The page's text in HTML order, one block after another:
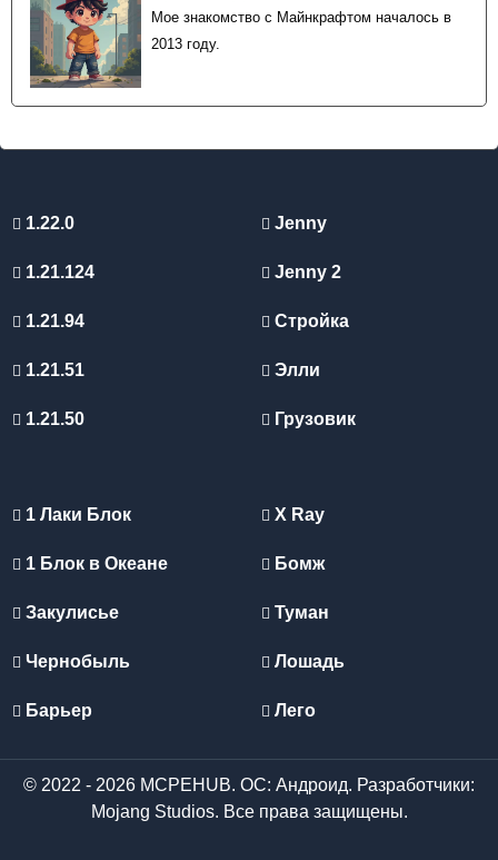
Мое знакомство с Майнкрафтом началось в
2013 году.
1.22.0
1.21.124
1.21.94
1.21.51
1.21.50
Jenny
Jenny 2
Стройка
Элли
Грузовик
1 Лаки Блок
1 Блок в Океане
Закулисье
Чернобыль
Барьер
X Ray
Бомж
Туман
Лошадь
Лего
© 2022 - 2026 MCPEHUB. ОС: Андроид. Разработчики:
Mojang Studios. Все права защищены.